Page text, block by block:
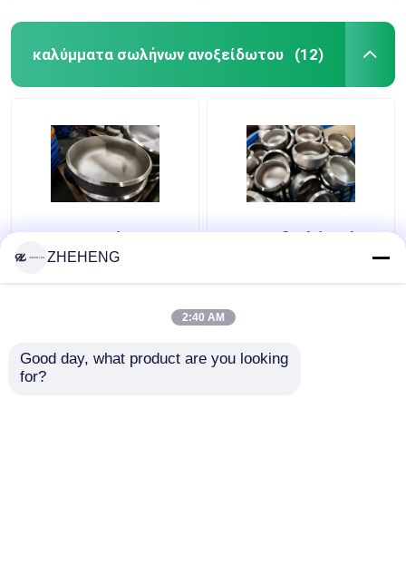
καλύμματα σωλήνων ανοξείδωτου (12)
Επεξεργασμένα
καλύμματα σωλήνων
WP904L διπλό κράμα
ZHEHENG
2:40 AM
Good day, what product are you looking
for?